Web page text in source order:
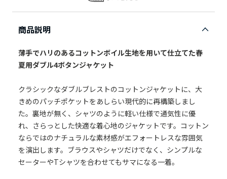
商品説明
薄手でハリのあるコットンボイル生地を用いて仕立てた春
夏用ダブル4ボタンジャケット
クラシックなダブルブレストのコットンジャケットに、大
きめのパッチポケットをあしらい現代的に再構築しまし
た。裏地が無く、シャツのように軽い仕様で通気性に優
れ、さらっとした快適な着心地のジャケットです。コットン
ならではのナチュラルな素材感がエフォートレスな雰囲気
を演出します。ブラウスやシャツだけでなく、シンプルな
セーターやTシャツを合わせてもサマになる一着。